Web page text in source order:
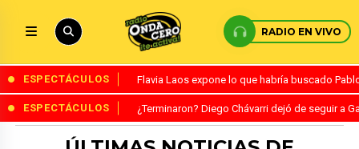
RADIO EN VIVO
ESPECTÁCULOS Flavia Laos expone lo que habría buscado
ESPECTÁCULOS ¿Terminaron? Diego Chávarri dejó de seguir a